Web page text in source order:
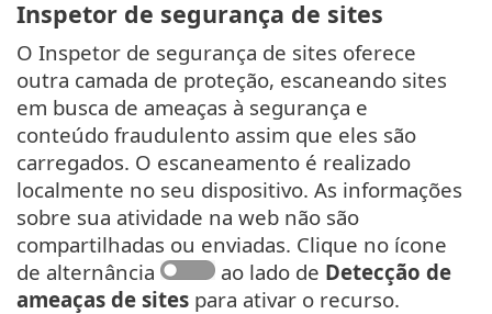
Inspetor de segurança de sites
O Inspetor de segurança de sites oferece
outra camada de proteção, escaneando sites
em busca de ameaças à segurança e
conteúdo fraudulento assim que eles são
carregados. O escaneamento é realizado
localmente no seu dispositivo. As informações
sobre sua atividade na web não são
compartilhadas ou enviadas. Clique no ícone
de alternância
ao lado de Detecção de
ameaças de sites para ativar o recurso.